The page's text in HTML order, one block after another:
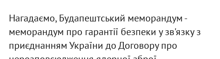
Нагадаємо, Будапештський меморандум -
меморандум про гарантії безпеки у зв'язку з
приєднанням України до Договору про